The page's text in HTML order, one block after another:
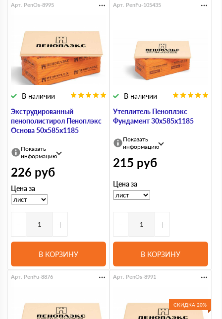
Экструдированный
пенополистирол Пеноплэкс
Основа 50х585х1185
В наличии
Арт. PenOs-8995
Показать
информацию
226 руб
Цена за
- +
В КОРЗИНУ
Утеплитель Пеноплэкс
Фундамент 30х585х1185
В наличии
Арт. PenFu-105435
Показать
информацию
215 руб
Цена за
- +
В КОРЗИНУ
Арт. PenFu-8876
СКИДКА 20%
Арт. PenOs-8991